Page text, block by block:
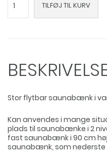
flytbar
saunabænk
TILFØJ TIL KURV
Stor flytbar saunabænk i
Kan anvendes i mange
plads til saunabænke i 2
fast saunabænk i 90 cm
saunabænk, som